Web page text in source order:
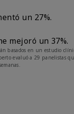
un 27%.
mejoró un 37%.
basados en un estudio
evaluó a 29 panelistas